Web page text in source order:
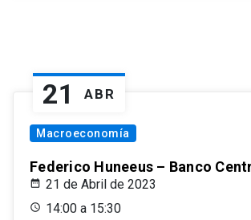
21 ABR
Macroeconomía
Federico Huneeus – Banco
21 de Abril de 2023
14:00 a 15:30